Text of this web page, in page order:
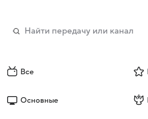
Все
Основные